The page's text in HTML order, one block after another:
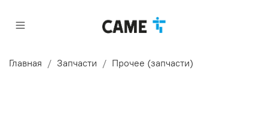
Главная Запчасти Прочее (запчасти)